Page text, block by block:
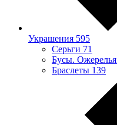
Украшения 595
Серьги 71
Бусы. Ожерелья
Браслеты 139